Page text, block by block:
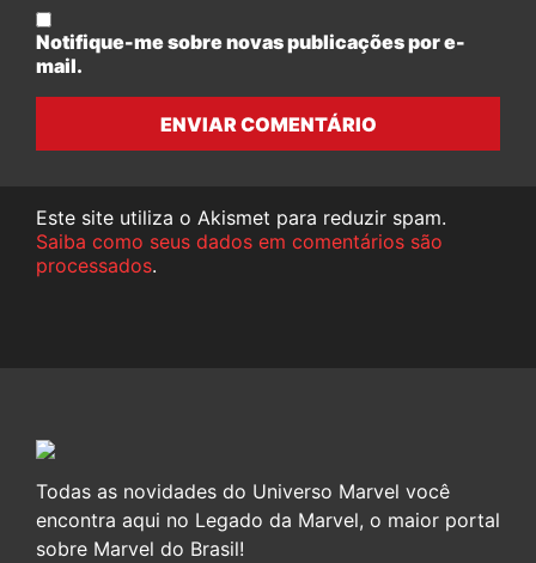
Notifique-me sobre novas publicações por e-
mail.
ENVIAR COMENTÁRIO
Este site utiliza o Akismet para reduzir spam.
Saiba como seus dados em comentários são
processados.
Todas as novidades do Universo Marvel você
encontra aqui no Legado da Marvel, o maior portal
sobre Marvel do Brasil!